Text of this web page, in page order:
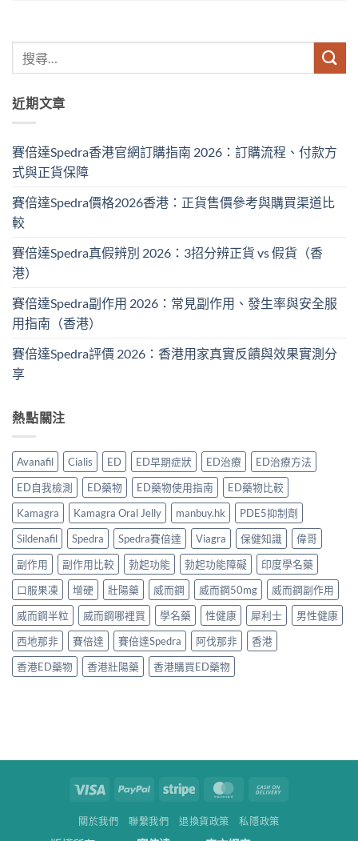
近期文章
賽倍達Spedra香港官網訂購指南 2026：訂購流程、付款方
式與正貨保障
賽倍達Spedra價格2026香港：正貨售價參考與購買渠道比
較
賽倍達Spedra真假辨別 2026：3招分辨正貨 vs 假貨（香
港）
賽倍達Spedra副作用 2026：常見副作用、發生率與安全服
用指南（香港）
賽倍達Spedra評價 2026：香港用家真實反饋與效果實測分
享
熱點關注
Avanafil Cialis ED ED早期症狀 ED治療
ED治療方法
ED自我檢測
ED藥物 ED藥物使用指南
ED藥物比較
Kamagra
Kamagra Oral Jelly manbuy.hk
PDE5抑制劑
Sildenafil
Spedra Spedra賽倍達 Viagra 保健知識
偉哥
副作用
副作用比較 勃起功能 勃起功能障礙
印度學名藥
口服果凍
增硬 壯陽藥 威而鋼 威而鋼50mg
威而鋼副作用
威而鋼半粒
威而鋼哪裡買 學名藥 性健康 犀利士
男性健康
西地那非
賽倍達 賽倍達Spedra 阿伐那非
香港
香港ED藥物
香港壯陽藥 香港購買ED藥物
Visa PayPal Stripe MasterCard
關於我們 聯繫我們 退換貨政策 私隱政策